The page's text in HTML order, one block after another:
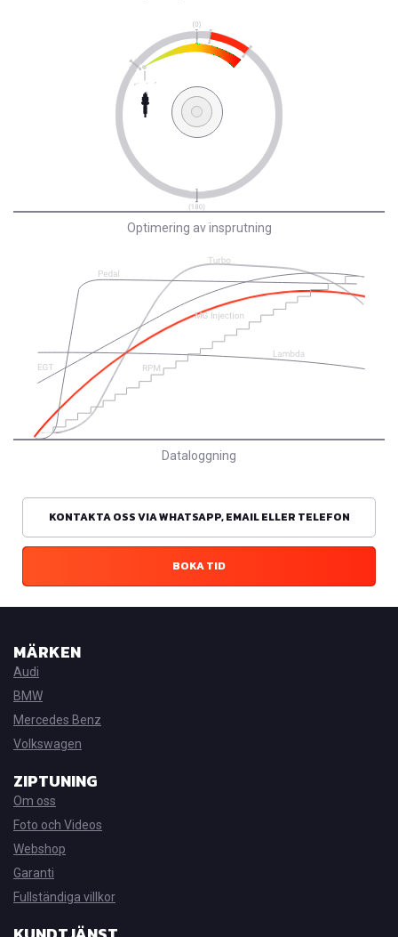
Optimering av insprutning
Dataloggning
KONTAKTA OSS VIA WHATSAPP, EMAIL ELLER TELEFON
BOKA TID
MÄRKEN
Audi
BMW
Mercedes Benz
Volkswagen
ZIPTUNING
Om oss
Foto och Videos
Webshop
Garanti
Fullständiga villkor